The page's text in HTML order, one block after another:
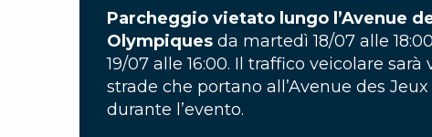
Parcheggio vietato lungo l’Avenue
Olympiques da martedì 18/07 alle
19/07 alle 16:00. Il traffico veicolare
strade che portano all’Avenue des
durante l’evento.